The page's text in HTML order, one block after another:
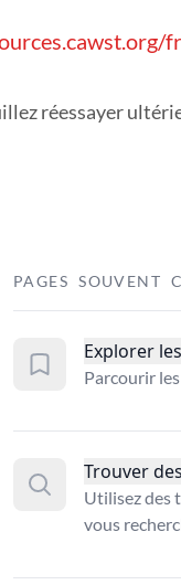
réessayer
PAGES SOUVENT
Explorer
Parcourir
Trouver
Utilisez des
vous